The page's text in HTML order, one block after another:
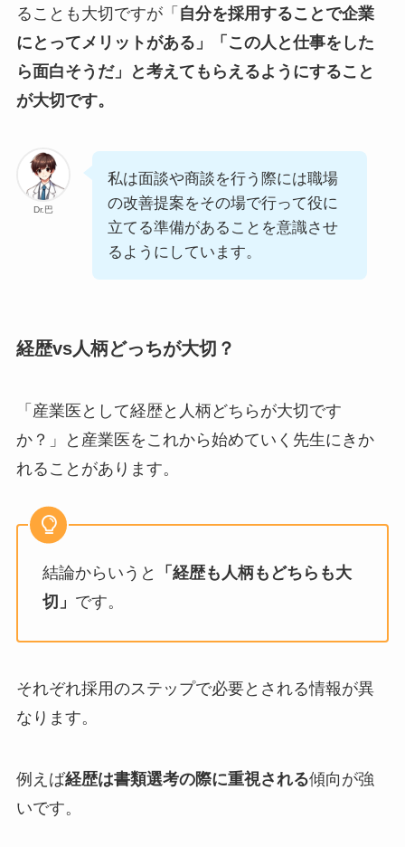
ることも大切ですが「 自分を採用することで企業
にとってメリットがある」「この人と仕事をした
ら面白そうだ」と考えてもらえるようにすること
が大切です。
Dr.巴
私は面談や商談を行う際には職場
の改善提案をその場で行って役に
立てる準備があることを意識させ
るようにしています。
経歴vs人柄どっちが大切？
「産業医として経歴と人柄どちらが大切です
か？」と産業医をこれから始めていく先生にきか
れることがあります。
結論からいうと
「経歴も人柄もどちらも大
切」 です。
それぞれ採用のステップで必要とされる情報が異
なります。
例えば経歴は書類選考の際に重視される傾向が強
いです。